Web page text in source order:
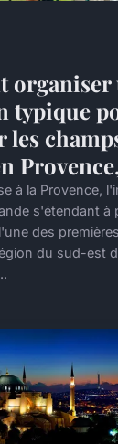
organiser
typique
les
à la Provence,
s'étendant à
des
du sud-est